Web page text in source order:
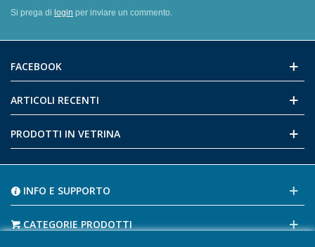
Si prega di login per inviare un commento.
FACEBOOK
ARTICOLI RECENTI
PRODOTTI IN VETRINA
INFO E SUPPORTO
CATEGORIE PRODOTTI